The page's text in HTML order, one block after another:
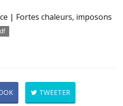
| Fortes chaleurs, imposons
TWEETER